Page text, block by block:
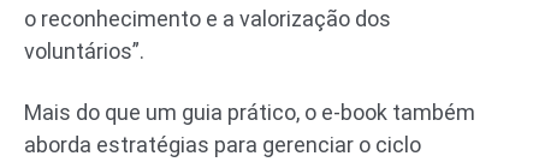
o reconhecimento e a valorização dos
voluntários”.
Mais do que um guia prático, o e-book também
aborda estratégias para gerenciar o ciclo